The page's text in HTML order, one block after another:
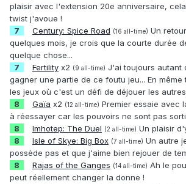
plaisir avec l'extension 20e anniversaire,
twist j'avoue !
7
Century: Spice Road (16 all-time) Un
quelques mois, je crois que la courte durée
quelque chose...
7
Fertility x2 (9 all-time) J'ai toujours autant
gagner une partie de ce foutu jeu... En même
les jeux où c'est un défi de déjouer les
8
Gaïa x2 (12 all-time) Premier essaie avec
à réessayer car les pouvoirs ne sont pas
8
Imhotep: The Duel (2 all-time) Un plaisir
8
Isle of Skye: Big Box (7 all-time) Un autre
possède pas et que j'aime bien rejouer de
8
Rajas of the Ganges (14 all-time) Ah le
peut réellement changer la donne !